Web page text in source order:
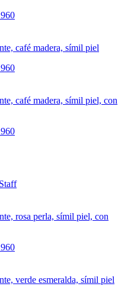
café madera, símil piel
café madera, símil piel, con
rosa perla, símil piel, con
verde esmeralda, símil piel